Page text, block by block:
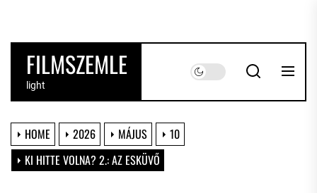
the
contentFILMSZEMLE
light
HOME 2026 MÁJUS
10
KI HITTE VOLNA? 2.: AZ ESKÜVŐ